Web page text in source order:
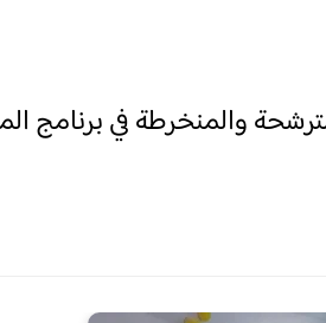
والمنخرطة في برنامج